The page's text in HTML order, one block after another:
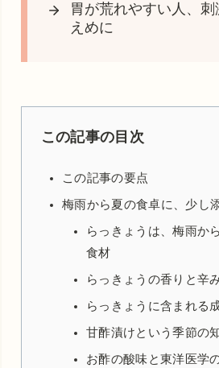
胃が荒れやすい人、
えめに
この記事の目次
この記事の要点
梅雨から夏の食卓に、少し
らっきょうは、梅雨か
食材
らっきょうの香りと辛
らっきょうに含まれる
甘酢漬けという季節の
お酢の酸味と東洋医学